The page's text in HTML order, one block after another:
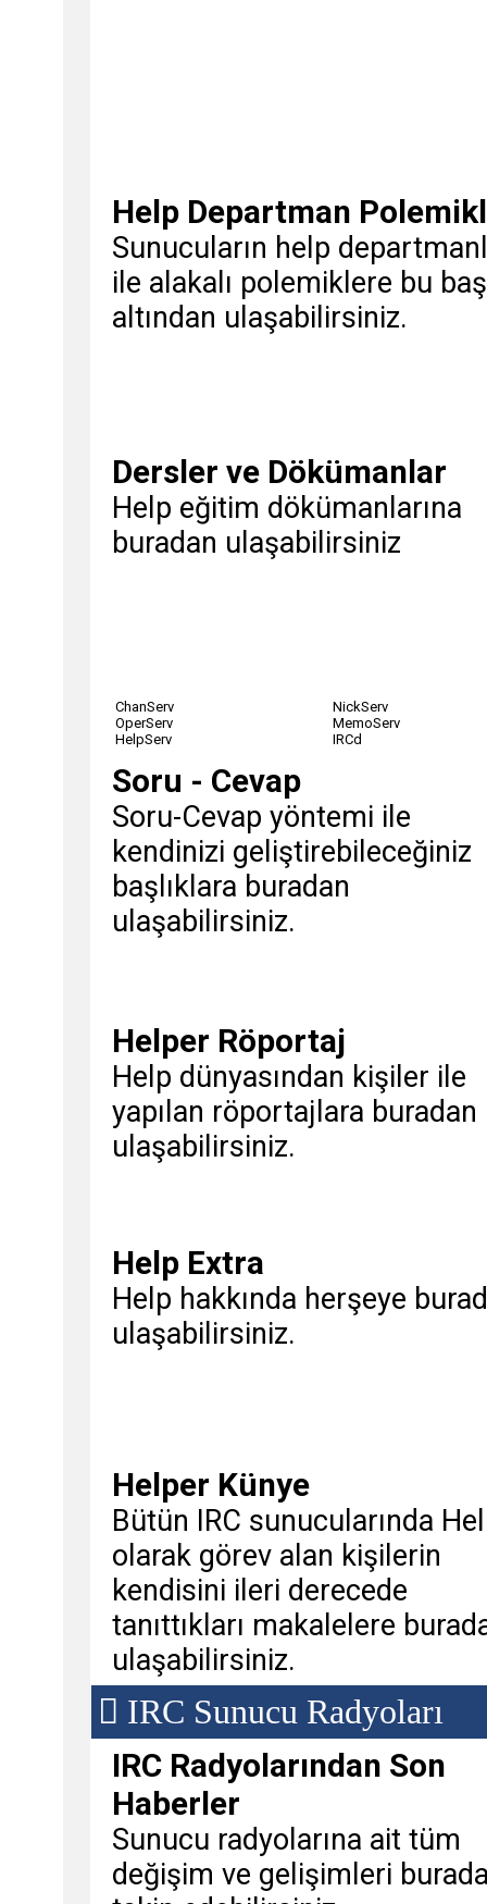
Help Departman
Sunucuların help
ile alakalı polemiklere bu
altından ulaşabilirsiniz.
Dersler ve Dökümanlar
Help eğitim dökümanlarına
buradan ulaşabilirsiniz
ChanServ
NickServ
OperServ
MemoServ
HelpServ
IRCd
Soru - Cevap
Soru-Cevap yöntemi ile
kendinizi geliştirebileceğiniz
başlıklara buradan
ulaşabilirsiniz.
Helper Röportaj
Help dünyasından kişiler ile
yapılan röportajlara buradan
ulaşabilirsiniz.
Help Extra
Help hakkında herşeye
ulaşabilirsiniz.
Helper Künye
Bütün IRC sunucularında
olarak görev alan kişilerin
kendisini ileri derecede
tanıttıkları makalelere
ulaşabilirsiniz.
IRC Sunucu Radyoları
IRC Radyolarından Son
Haberler
Sunucu radyolarına ait tüm
değişim ve gelişimleri